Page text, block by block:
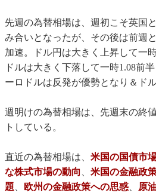
先週の為替相場は、週初こそ英国
み合いとなったが、その後は前週
加速。ドル円は大きく上昇して一
ドルは大きく下落して一時1.08前
ーロドルは反発が優勢となり＆ド
週明けの為替相場は、先週末の終
トしている。
直近の為替相場は、 米国の国債市
な株式市場の動向 、 米国の金融政
題、 欧州の金融政策への思惑、 原